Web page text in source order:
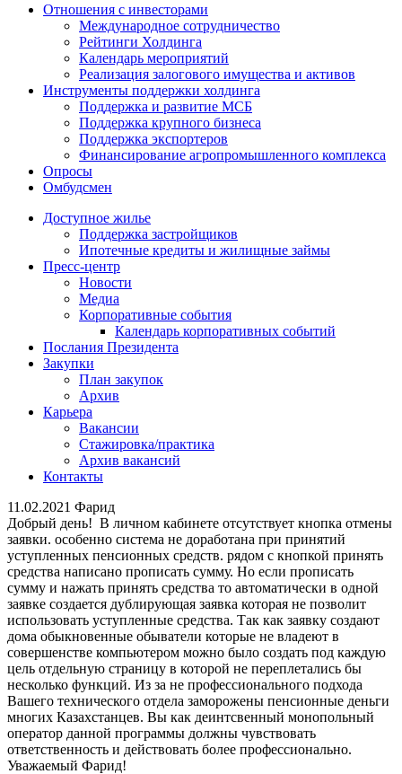
Отношения с инвесторами
Международное сотрудничество
Рейтинги Холдинга
Календарь мероприятий
Реализация залогового имущества и активов
Инструменты поддержки холдинга
Поддержка и развитие МСБ
Поддержка крупного бизнеса
Поддержка экспортеров
Финансирование агропромышленного комплекса
Опросы
Омбудсмен
Доступное жилье
Поддержка застройщиков
Ипотечные кредиты и жилищные займы
Пресс-центр
Новости
Медиа
Корпоративные события
Календарь корпоративных событий
Послания Президента
Закупки
План закупок
Архив
Карьера
Вакансии
Стажировка/практика
Архив вакансий
Контакты
11.02.2021 Фарид
Добрый день! В личном кабинете отсутствует кнопка отмены
заявки. особенно система не доработана при принятий
уступленных пенсионных средств. рядом с кнопкой принять
средства написано прописать сумму. Но если прописать
сумму и нажать принять средства то автоматически в одной
заявке создается дублирующая заявка которая не позволит
использовать уступленные средства. Так как заявку создают
дома обыкновенные обыватели которые не владеют в
совершенстве компьютером можно было создать под каждую
цель отдельную страницу в которой не переплетались бы
несколько функций. Из за не профессионального подхода
Вашего технического отдела заморожены пенсионные деньги
многих Казахстанцев. Вы как деинтсвенный монопольный
оператор данной программы должны чувствовать
ответственность и действовать более профессионально.
Уважаемый Фарид!